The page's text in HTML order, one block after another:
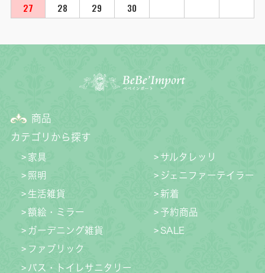
27
28 29 30
商品
カテゴリから探す
家具
照明
生活雑貨
額絵・ミラー
ガーデニング雑貨
ファブリック
バス・トイレサニタリー
サルタレッリ
ジェニファーテイラー
新着
予約商品
SALE